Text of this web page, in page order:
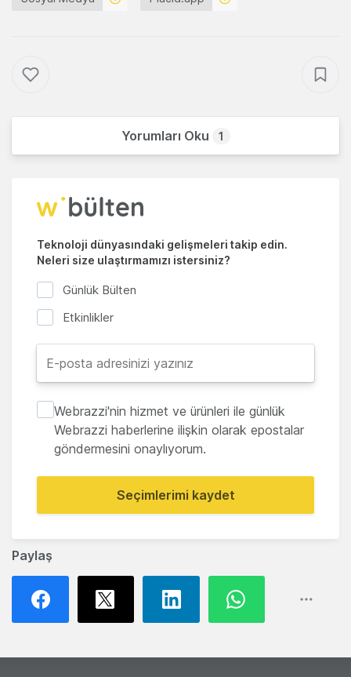
Paylaş
Yorumları Oku 1
Teknoloji dünyasındaki gelişmeleri takip edin.
Neleri size ulaştırmamızı istersiniz?
Günlük Bülten
Etkinlikler
Webrazzi'nin hizmet ve ürünleri ile günlük
Webrazzi haberlerine ilişkin olarak epostalar
göndermesini onaylıyorum.
Seçimlerimi kaydet